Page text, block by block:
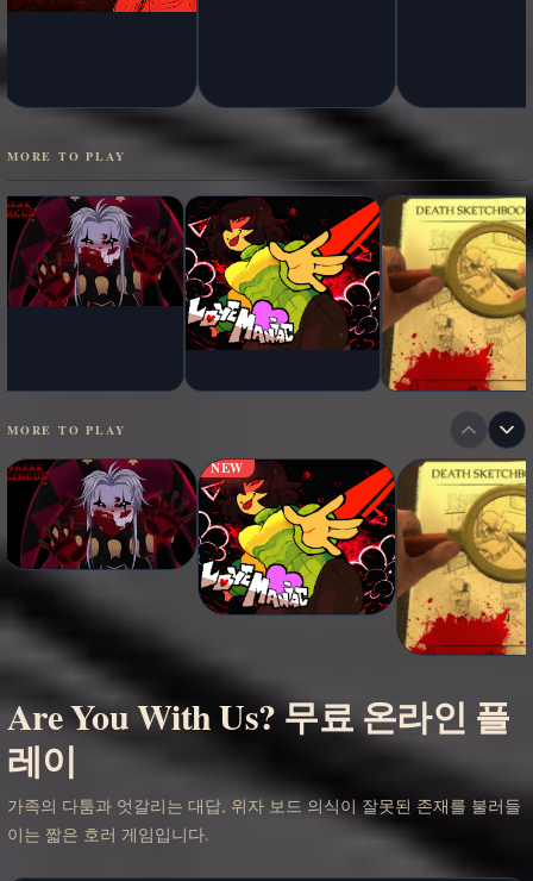
MORE TO PLAY
MORE TO PLAY
NEW
Are You With Us? 무료 온라인 플
레이
가족의 다툼과 엇갈리는 대답, 위자 보드 의식이 잘못된 존재를 불러들
이는 짧은 호러 게임입니다.